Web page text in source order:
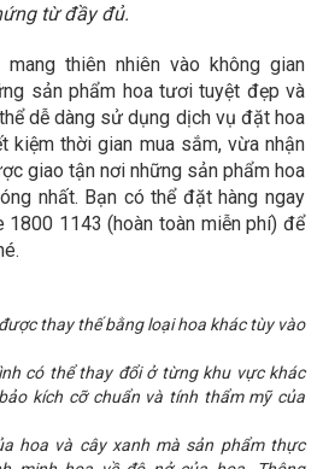
từ đầy đủ.
thiên nhiên vào không gian
sản phẩm hoa tươi tuyệt đẹp và
dễ dàng sử dụng dịch vụ đặt hoa
kiệm thời gian mua sắm, vừa nhận
giao tận nơi những sản phẩm hoa
nhất. Bạn có thể đặt hàng ngay
1143 (hoàn toàn miễn phí) để
thay thế bằng loại hoa khác tùy vào
có thể thay đổi ở từng khu vực khác
kích cỡ chuẩn và tính thẩm mỹ của
hoa và cây xanh mà sản phẩm thực